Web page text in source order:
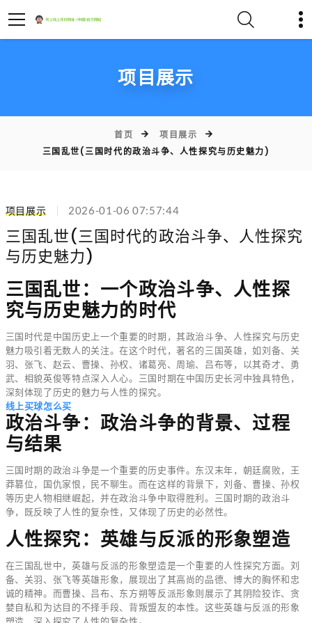
项目展示
首页
项目展示
三国乱世(三国时代的政治斗争、人性探究与历史魅力)
项目展示 2026-01-06 07:57:44
三国乱世(三国时代的政治斗争、人性探究
与历史魅力)
三国乱世：一个政治斗争、人性探
究与历史魅力的时代
三国时代是中国历史上一个重要的时期，其政治斗争、人性探究与历史
魅力吸引着无数人的关注。在这个时代，著名的三国英雄，如刘备、关
羽、张飞、赵云、曹操、孙权、诸葛亮、周瑜、吕布等，以其奇才、勇
武、相貌英俊等特点深入人心。三国时期在中国历史长河中独具特色，
深刻体现了历史的魅力与人性的探究。
线上买球怎么买
政治斗争：政治斗争的背景、过程
与结果
三国时期的政治斗争是一个重要的历史事件。东汉末年，朝廷腐败，王
莽篡位，国仇家恨，民不聊生。而在这样的背景下，刘备、曹操、孙权
等历史人物相继崛起，并在政治斗争中取得胜利。三国时期的政治斗
争，既反映了人性的复杂性，又体现了历史的必然性。
人性探究：英雄与反派的形象塑造
在三国乱世中，英雄与反派的形象塑造是一个重要的人性探究方面。刘
备、关羽、张飞等英雄形象，展现出了其高尚的品德、博大的胸怀和忠
诚的精神。而曹操、吕布、东方朔等反派形象则展示了其阴险狡诈、贪
婪自私和为达目的不择手段、背叛盟友的本性。这些英雄与反派的形象